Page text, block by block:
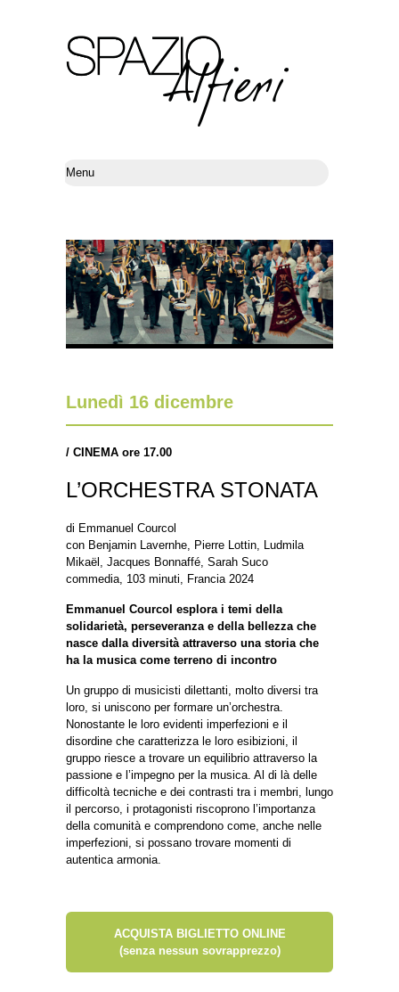
Lunedì 16 dicembre
/ CINEMA ore 17.00
L’ORCHESTRA STONATA
di Emmanuel Courcol
con Benjamin Lavernhe, Pierre Lottin, Ludmila
Mikaël, Jacques Bonnaffé, Sarah Suco
commedia, 103 minuti, Francia 2024
Emmanuel Courcol esplora i temi della
solidarietà, perseveranza e della bellezza che
nasce dalla diversità attraverso una storia che
ha la musica come terreno di incontro
Un gruppo di musicisti dilettanti, molto diversi tra
loro, si uniscono per formare un’orchestra.
Nonostante le loro evidenti imperfezioni e il
disordine che caratterizza le loro esibizioni, il
gruppo riesce a trovare un equilibrio attraverso la
passione e l’impegno per la musica. Al di là delle
difficoltà tecniche e dei contrasti tra i membri, lungo
il percorso, i protagonisti riscoprono l’importanza
della comunità e comprendono come, anche nelle
imperfezioni, si possano trovare momenti di
autentica armonia.
ACQUISTA BIGLIETTO ONLINE
(senza nessun sovrapprezzo)